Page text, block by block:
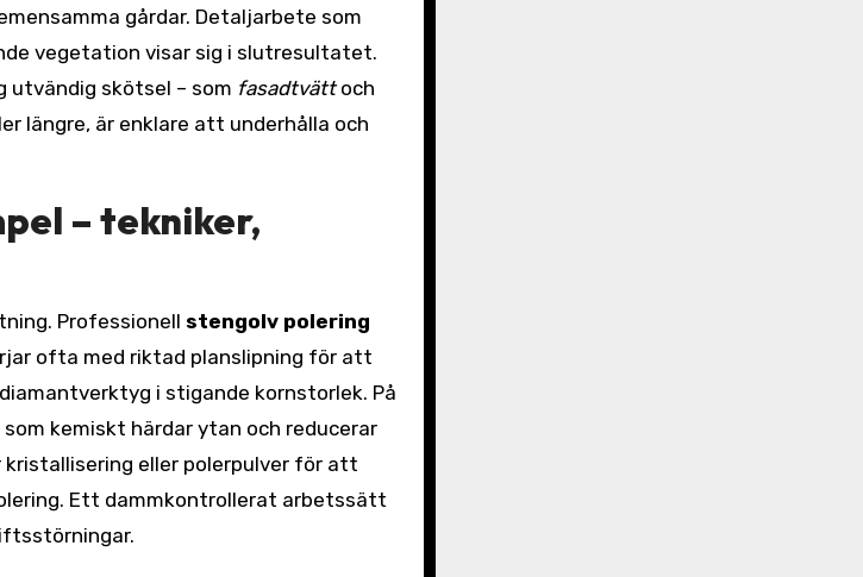
gårdar. Detaljarbete som
vegetation visar sig i slutresultatet.
utvändig skötsel – som fasadtvättoch
längre, är enklare att underhålla och
– tekniker,
Professionell stengolv polering
ofta med riktad planslipning för att
i stigande kornstorlek. På
kemiskt härdar ytan och reducerar
kristallisering eller polerpulver för att
Ett dammkontrollerat arbetssätt